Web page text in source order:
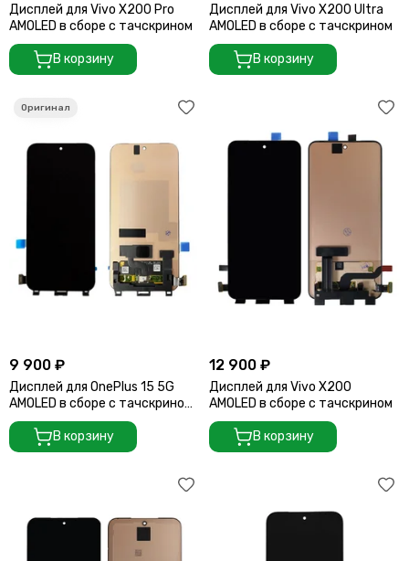
Дисплей для Vivo X200 Pro
AMOLED в сборе с тачскрином
В корзину
Дисплей для Vivo X200 Ultra
AMOLED в сборе с тачскрином
В корзину
9 900 ₽
Дисплей для OnePlus 15 5G
AMOLED в сборе с тачскрином
(Black)
В корзину
12 900 ₽
Дисплей для Vivo X200
AMOLED в сборе с тачскрином
В корзину